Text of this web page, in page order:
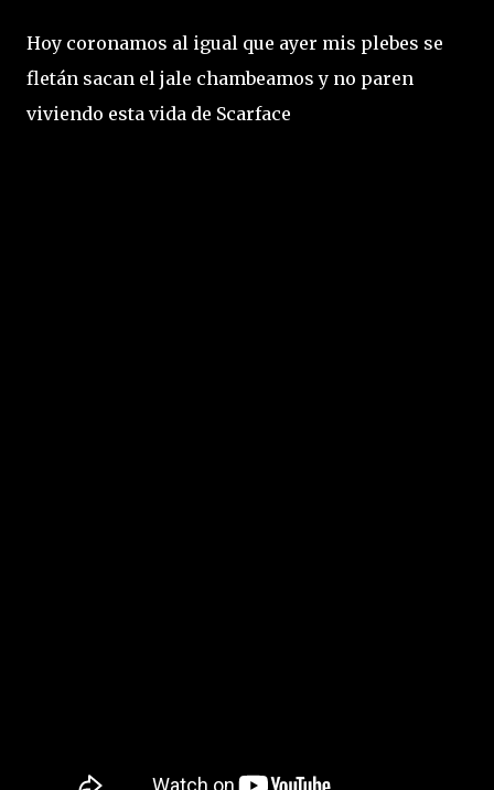
Hoy coronamos al igual que ayer mis plebes se
fletán sacan el jale chambeamos y no paren
viviendo esta vida de Scarface